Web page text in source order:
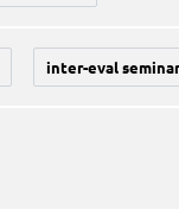
inter-eval seminar